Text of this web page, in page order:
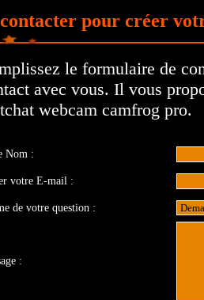
pour créer
le formulaire de
avec vous. Il vous
webcam camfrog pro.
Nom :
votre E-mail :
de votre question :
: